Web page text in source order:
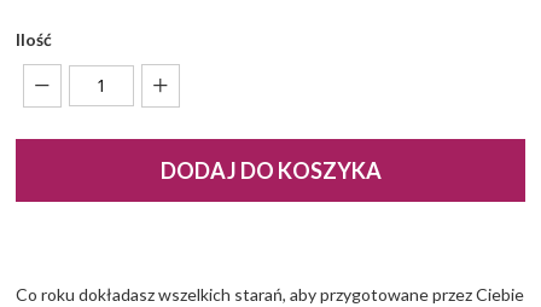
Ilość
DODAJ DO KOSZYKA
Co roku dokładasz wszelkich starań, aby przygotowane przez Ciebie